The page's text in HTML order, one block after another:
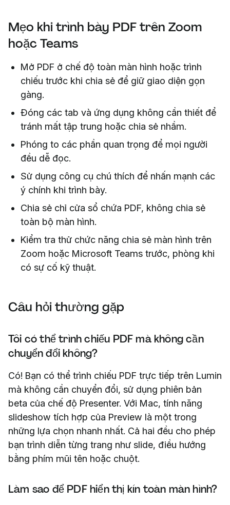
Mẹo khi trình bày PDF trên Zoom
hoặc Teams
Mở PDF ở chế độ toàn màn hình hoặc trình
chiếu trước khi chia sẻ để giữ giao diện gọn
gàng.
Đóng các tab và ứng dụng không cần thiết để
tránh mất tập trung hoặc chia sẻ nhầm.
Phóng to các phần quan trọng để mọi người
đều dễ đọc.
Sử dụng công cụ chú thích để nhấn mạnh các
ý chính khi trình bày.
Chia sẻ chỉ cửa sổ chứa PDF, không chia sẻ
toàn bộ màn hình.
Kiểm tra thử chức năng chia sẻ màn hình trên
Zoom hoặc Microsoft Teams trước, phòng khi
có sự cố kỹ thuật.
Câu hỏi thường gặp
Tôi có thể trình chiếu PDF mà không cần
chuyển đổi không?
Có! Bạn có thể trình chiếu PDF trực tiếp trên Lumin
mà không cần chuyển đổi, sử dụng phiên bản
beta của chế độ Presenter. Với Mac, tính năng
slideshow tích hợp của Preview là một trong
những lựa chọn nhanh nhất. Cả hai đều cho phép
bạn trình diễn từng trang như slide, điều hướng
bằng phím mũi tên hoặc chuột.
Làm sao để PDF hiển thị kín toàn màn hình?